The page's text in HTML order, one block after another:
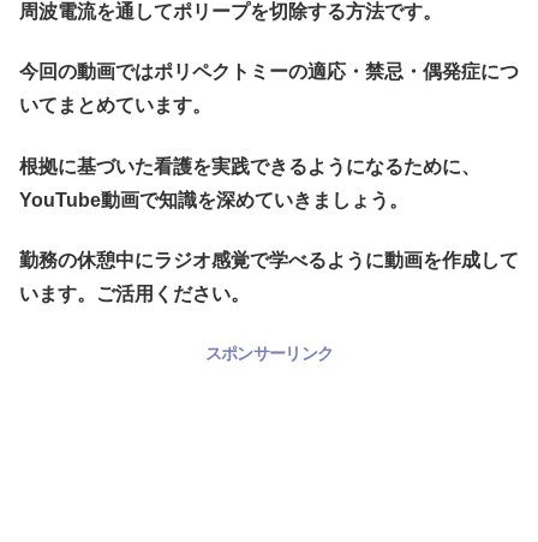
周波電流を通してポリープを切除する方法です。
今回の動画ではポリペクトミーの適応・禁忌・偶発症につ
いてまとめています。
根拠に基づいた看護を実践できるようになるために、
YouTube動画で知識を深めていきましょう。
勤務の休憩中にラジオ感覚で学べるように動画を作成して
います。ご活用ください。
スポンサーリンク